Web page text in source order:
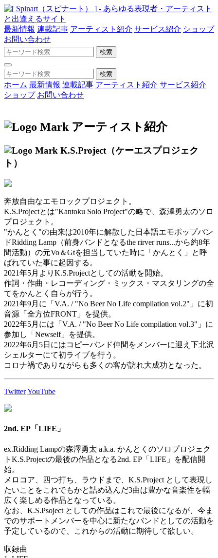
最新情報 連載記事 アーティスト紹介 サービス紹介 ショップ
お問い合わせ
ホーム 最新情報 連載記事 アーティスト紹介 サービス紹介
ショップ お問い合わせ
アーティスト紹介
K.S.Project（ケーエスプロジェク
ト）
奔放自由なエモロックプロジェクト。
K.S.Projectとは"Kantoku Solo Project"の略で、森澤勇太のソロ
プロジェクト。
"かんとく"の由来は2010年に解散した日本語エモポップバン
ドRidding Lamp（前身バンドとなるthe rirver runs...から約8年
間活動）の元Vo＆Gtを担当していた時に「かんとく」と呼
ばれていた事に起因する。
2021年5月よりK.S.Projectとしての活動を開始。
作詞・作曲・レコーディング・ミックス・マスタリングの全
てをかんとく自らが行う。
2021年9月に「V.A. / "No Beer No Life compilation vol.2"」に初
音源「全方位FRONT」を提供。
2022年5月には「V.A. / "No Beer No Life compilation vol.3"」に
参加し「Newself」を提供。
2022年6月5日にはコピーバンド仲間をメンバーに迎え下北沢
シェルターにて初ライブを行う。
コロナ禍でありながらも多くの客が訪れ大成功となった。
TwitterYouTube
2nd. EP「LIFE」
ex.Ridding Lampの森澤勇太 a.k.a. かんとくのソロプロジェク
トK.S.Projectの最後の作品となる2nd. EP「LIFE」を配信開
始。
メロコア、四つ打ち、ラウドまで、K.S.Project として表現し
たいことをこれでもかと詰め込んだ3曲は豊かな音楽性を幅
広く楽しめる作品となっている。
なお、K.S.Psoject としての作品はこれで最後になるが、今ま
でのサポートメンバーを中心に新たなバンドとしての活動を
予定しているので、これからの活動に期待して欲しい。
収録曲